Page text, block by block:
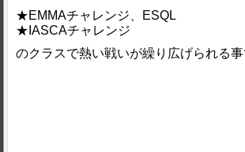
★EMMAチャレンジ、ESQL
★IASCAチャレンジ
のクラスで熱い戦いが繰り広げられる事